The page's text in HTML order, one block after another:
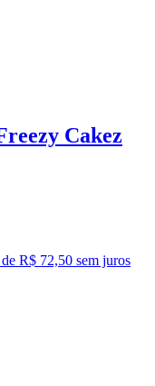
Cakez
R$ 72,50 sem juros